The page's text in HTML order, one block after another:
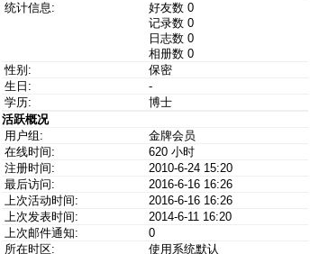
统计信息:
好友数 0
记录数 0
日志数 0
相册数 0
性别:
保密
生日:
-
学历:
博士
活跃概况
用户组:
金牌会员
在线时间:
620 小时
注册时间:
2010-6-24 15:20
最后访问:
2016-6-16 16:26
上次活动时间:
2016-6-16 16:26
上次发表时间:
2014-6-11 16:20
上次邮件通知:
0
所在时区:
使用系统默认